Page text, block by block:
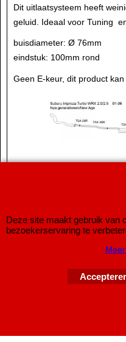
Dit uitlaatsysteem heeft
geluid. Ideaal voor Tuning
buisdiameter: Ø 76mm
eindstuk: 100mm rond
Geen E-keur, dit product kan
Deze site maakt gebruik van
bezoekerservaring te